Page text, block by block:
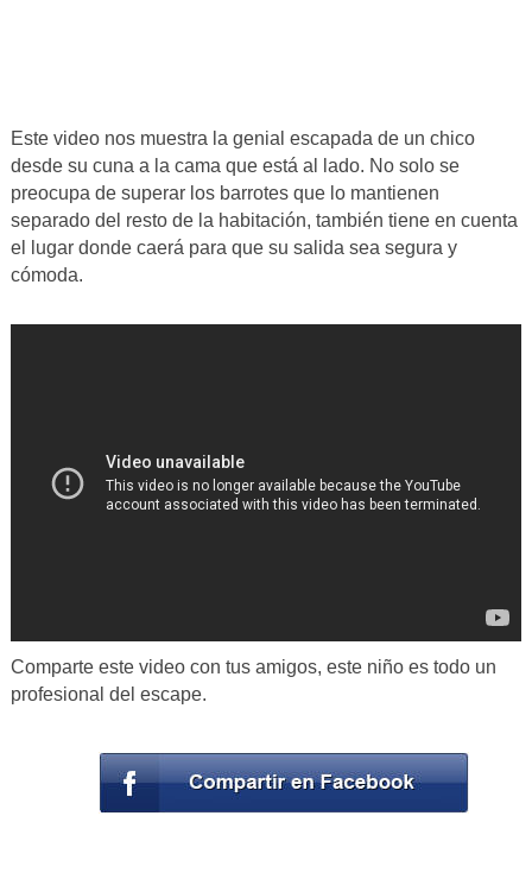
Este video nos muestra la genial escapada de un chico
desde su cuna a la cama que está al lado. No solo se
preocupa de superar los barrotes que lo mantienen
separado del resto de la habitación, también tiene en cuenta
el lugar donde caerá para que su salida sea segura y
cómoda.
Comparte este video con tus amigos, este niño es todo un
profesional del escape.